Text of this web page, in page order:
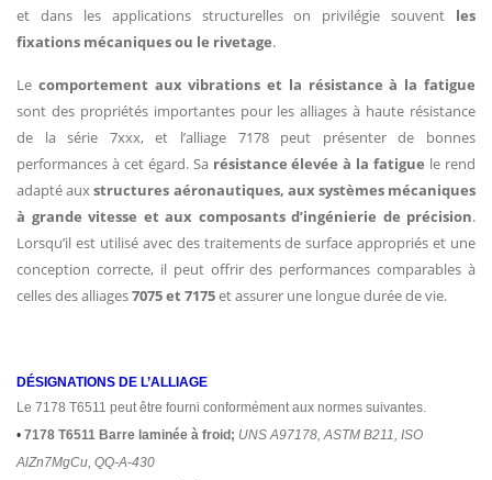
et dans les applications structurelles on privilégie souvent les
fixations mécaniques ou le rivetage.
Le comportement aux vibrations et la résistance à la fatigue
sont des propriétés importantes pour les alliages à haute résistance
de la série 7xxx, et l’alliage 7178 peut présenter de bonnes
performances à cet égard. Sa résistance élevée à la fatigue le rend
adapté auxstructures aéronautiques, aux systèmes mécaniques
à grande vitesse et aux composants d’ingénierie de précision.
Lorsqu’il est utilisé avec des traitements de surface appropriés et une
conception correcte, il peut offrir des performances comparables à
celles des alliages7075 et 7175et assurer une longue durée de vie.
DÉSIGNATIONS DE L’ALLIAGE
Le 7178 T6511 peut être fourni conformément aux normes suivantes.
• 7178 T6511 Barre laminée à froid; UNS A97178, ASTM B211, ISO
AlZn7MgCu, QQ-A-430